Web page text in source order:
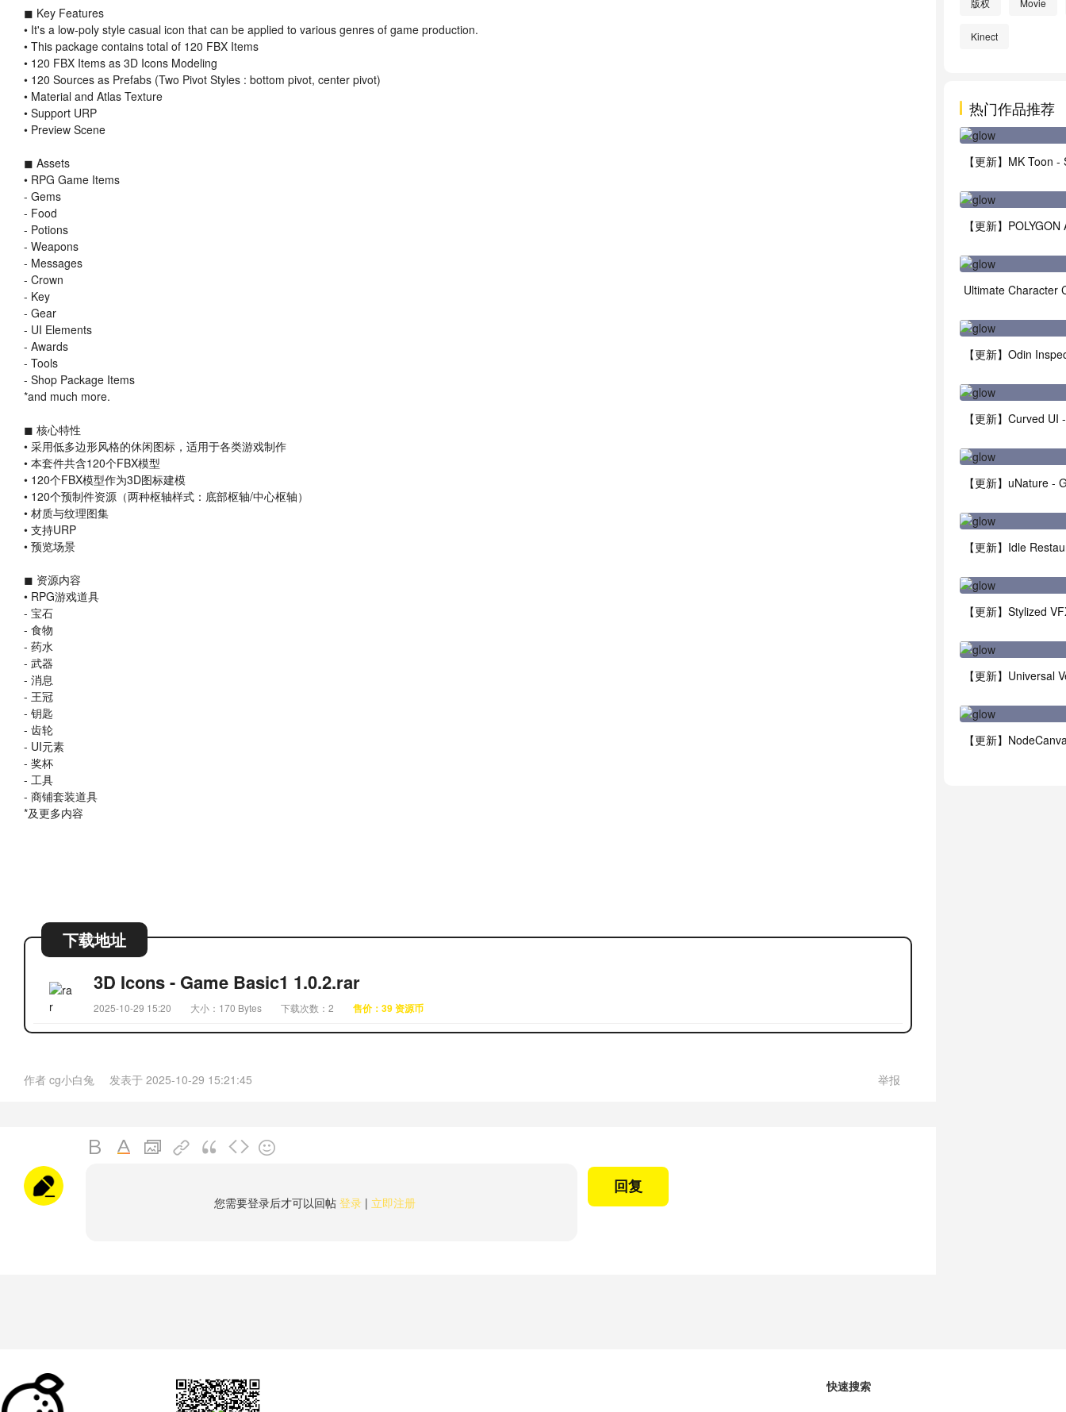
◼ Key Features
• It's a low-poly style casual icon that can be applied to various genres of game production.
• This package contains total of 120 FBX Items
• 120 FBX Items as 3D Icons Modeling
• 120 Sources as Prefabs (Two Pivot Styles : bottom pivot, center pivot)
• Material and Atlas Texture
• Support URP
• Preview Scene
◼ Assets
• RPG Game Items
- Gems
- Food
- Potions
- Weapons
- Messages
- Crown
- Key
- Gear
- UI Elements
- Awards
- Tools
- Shop Package Items
*and much more.
◼ 核心特性
• 采用低多边形风格的休闲图标，适用于各类游戏制作
• 本套件共含120个FBX模型
• 120个FBX模型作为3D图标建模
• 120个预制件资源（两种枢轴样式：底部枢轴/中心枢轴）
• 材质与纹理图集
• 支持URP
• 预览场景
◼ 资源内容
• RPG游戏道具
- 宝石
- 食物
- 药水
- 武器
- 消息
- 王冠
- 钥匙
- 齿轮
- UI元素
- 奖杯
- 工具
- 商铺套装道具
*及更多内容
下载地址
3D Icons - Game Basic1 1.0.2.rar
2025-10-29 15:20 大小：170 Bytes 下载次数：2 售价：39 资源币
作者 cg小白兔 发表于 2025-10-29 15:21:45 举报
您需要登录后才可以回帖 登录 | 立即注册
回复
Kinect
热门作品推荐
Ultimate Character
【更新】Odin
【更新】Universal
【更新】
快速搜索